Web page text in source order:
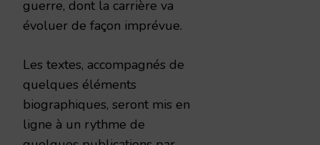
guerre, dont la carrière va
évoluer de façon imprévue.
Les textes, accompagnés de
quelques éléments
biographiques, seront mis en
ligne à un rythme de